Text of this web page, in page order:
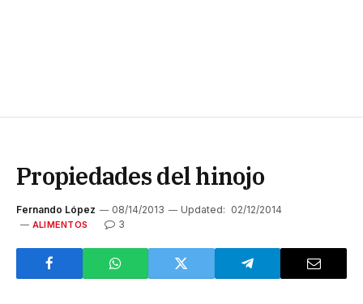
Propiedades del hinojo
Fernando López 08/14/2013 Updated: 02/12/2014
ALIMENTOS 3